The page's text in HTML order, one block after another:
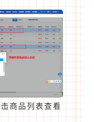
商品列表查看